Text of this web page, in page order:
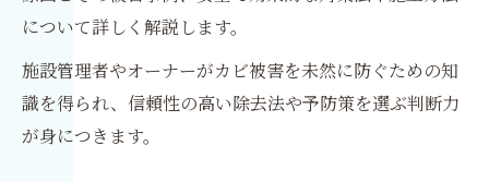
について詳しく解説します。
施設管理者やオーナーがカビ被害を未然に防ぐための知
識を得られ、信頼性の高い除去法や予防策を選ぶ判断力
が身につきます。